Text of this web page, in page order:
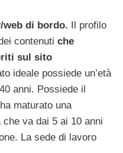
di bordo. Il profilo
contenuti che
sul sito
ideale possiede un’età
anni. Possiede il
maturato una
va dai 5 ai 10 anni
La sede di lavoro